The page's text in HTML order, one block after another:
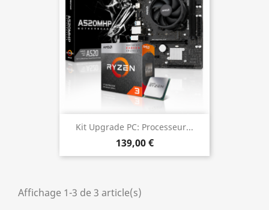
Kit Upgrade PC: Processeur...
139,00 €
Affichage 1-3 de 3 article(s)